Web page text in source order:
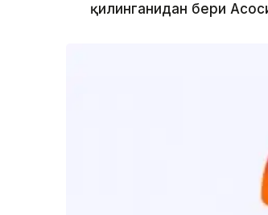
қилинганидан бери